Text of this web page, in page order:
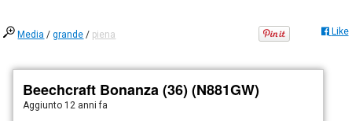
Media /grande / piena Like
Beechcraft Bonanza (36) (N881GW)
Aggiunto 12 anni fa